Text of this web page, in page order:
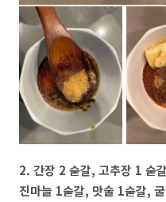
2. 간장 2 숟갈, 고추장 1 숟
진마늘 1숟갈, 맛술 1숟갈,